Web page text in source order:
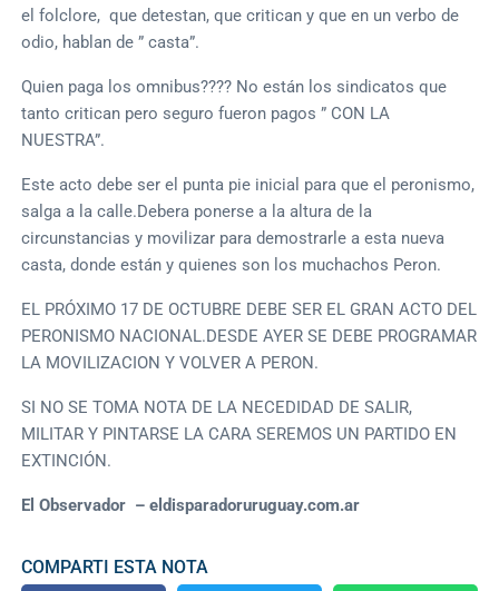
el folclore, que detestan, que critican y que en un verbo de
odio, hablan de ” casta”.
Quien paga los omnibus???? No están los sindicatos que
tanto critican pero seguro fueron pagos ” CON LA
NUESTRA”.
Este acto debe ser el punta pie inicial para que el peronismo,
salga a la calle.Debera ponerse a la altura de la
circunstancias y movilizar para demostrarle a esta nueva
casta, donde están y quienes son los muchachos Peron.
EL PRÓXIMO 17 DE OCTUBRE DEBE SER EL GRAN ACTO DEL
PERONISMO NACIONAL.DESDE AYER SE DEBE PROGRAMAR
LA MOVILIZACION Y VOLVER A PERON.
SI NO SE TOMA NOTA DE LA NECEDIDAD DE SALIR,
MILITAR Y PINTARSE LA CARA SEREMOS UN PARTIDO EN
EXTINCIÓN.
El Observador – eldisparadoruruguay.com.ar
COMPARTI ESTA NOTA